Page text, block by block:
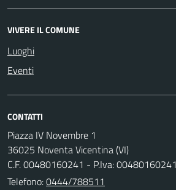
VIVERE IL COMUNE
Luoghi
Eventi
CONTATTI
Piazza IV Novembre 1
36025 Noventa Vicentina (VI)
C.F. 00480160241 - P.Iva: 00480160241
Telefono:0444/788511